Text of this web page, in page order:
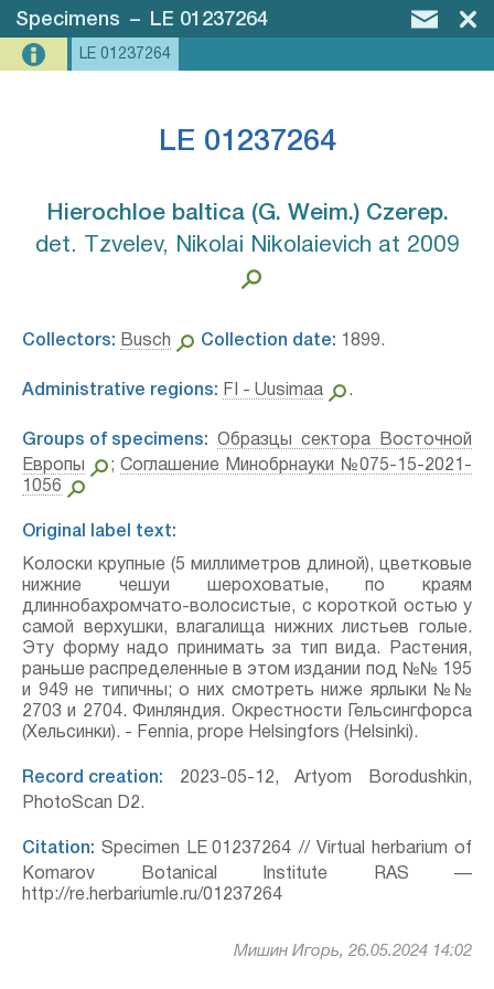
Specimens – LE 01237264
LE 01237264
LE 01237264
Hierochloe baltica (G. Weim.) Czerep.⁣
det. Tzvelev, Nikolai Nikolaievich at 2009
Collectors: Busch Collection date: 1899.
Administrative regions: FI - Uusimaa .
Groups of specimens:
Образцы сектора Восточной
Европы
;Соглашение Минобрнауки №075-15-2021-
1056
Original label text:
Колоски крупные (5 миллиметров длиной), цветковые
нижние чешуи шероховатые, по краям
длиннобахромчато-волосистые, с короткой остью у
самой верхушки, влагалища нижних листьев голые.
Эту форму надо принимать за тип вида. Растения,
раньше распределенные в этом издании под №№ 195
и 949 не типичны; о них смотреть ниже ярлыки №№
2703 и 2704. Финляндия. Окрестности Гельсингфорса
(Хельсинки). - Fennia, prope Helsingfors (Helsinki).
Record creation: 2023-05-12, Artyom Borodushkin,
PhotoScan D2.
Citation: Specimen LE 01237264 // Virtual herbarium of
Komarov Botanical Institute RAS —
http://re.herbariumle.ru/01237264
Мишин Игорь, 26.05.2024 14:02